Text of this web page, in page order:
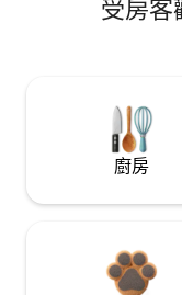
受房客
廚房